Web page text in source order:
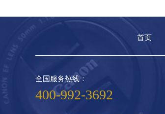
首页
全国服务热线：
400-992-3692